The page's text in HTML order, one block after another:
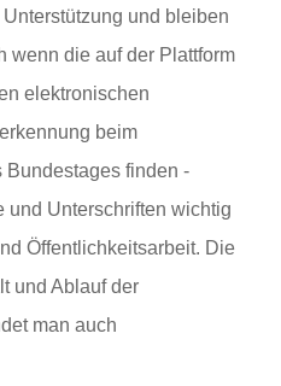
und bleiben
wenn die auf der Plattform
elektronischen
beim
Bundestages finden -
und Unterschriften wichtig
Öffentlichkeitsarbeit. Die
und Ablauf der
man auch